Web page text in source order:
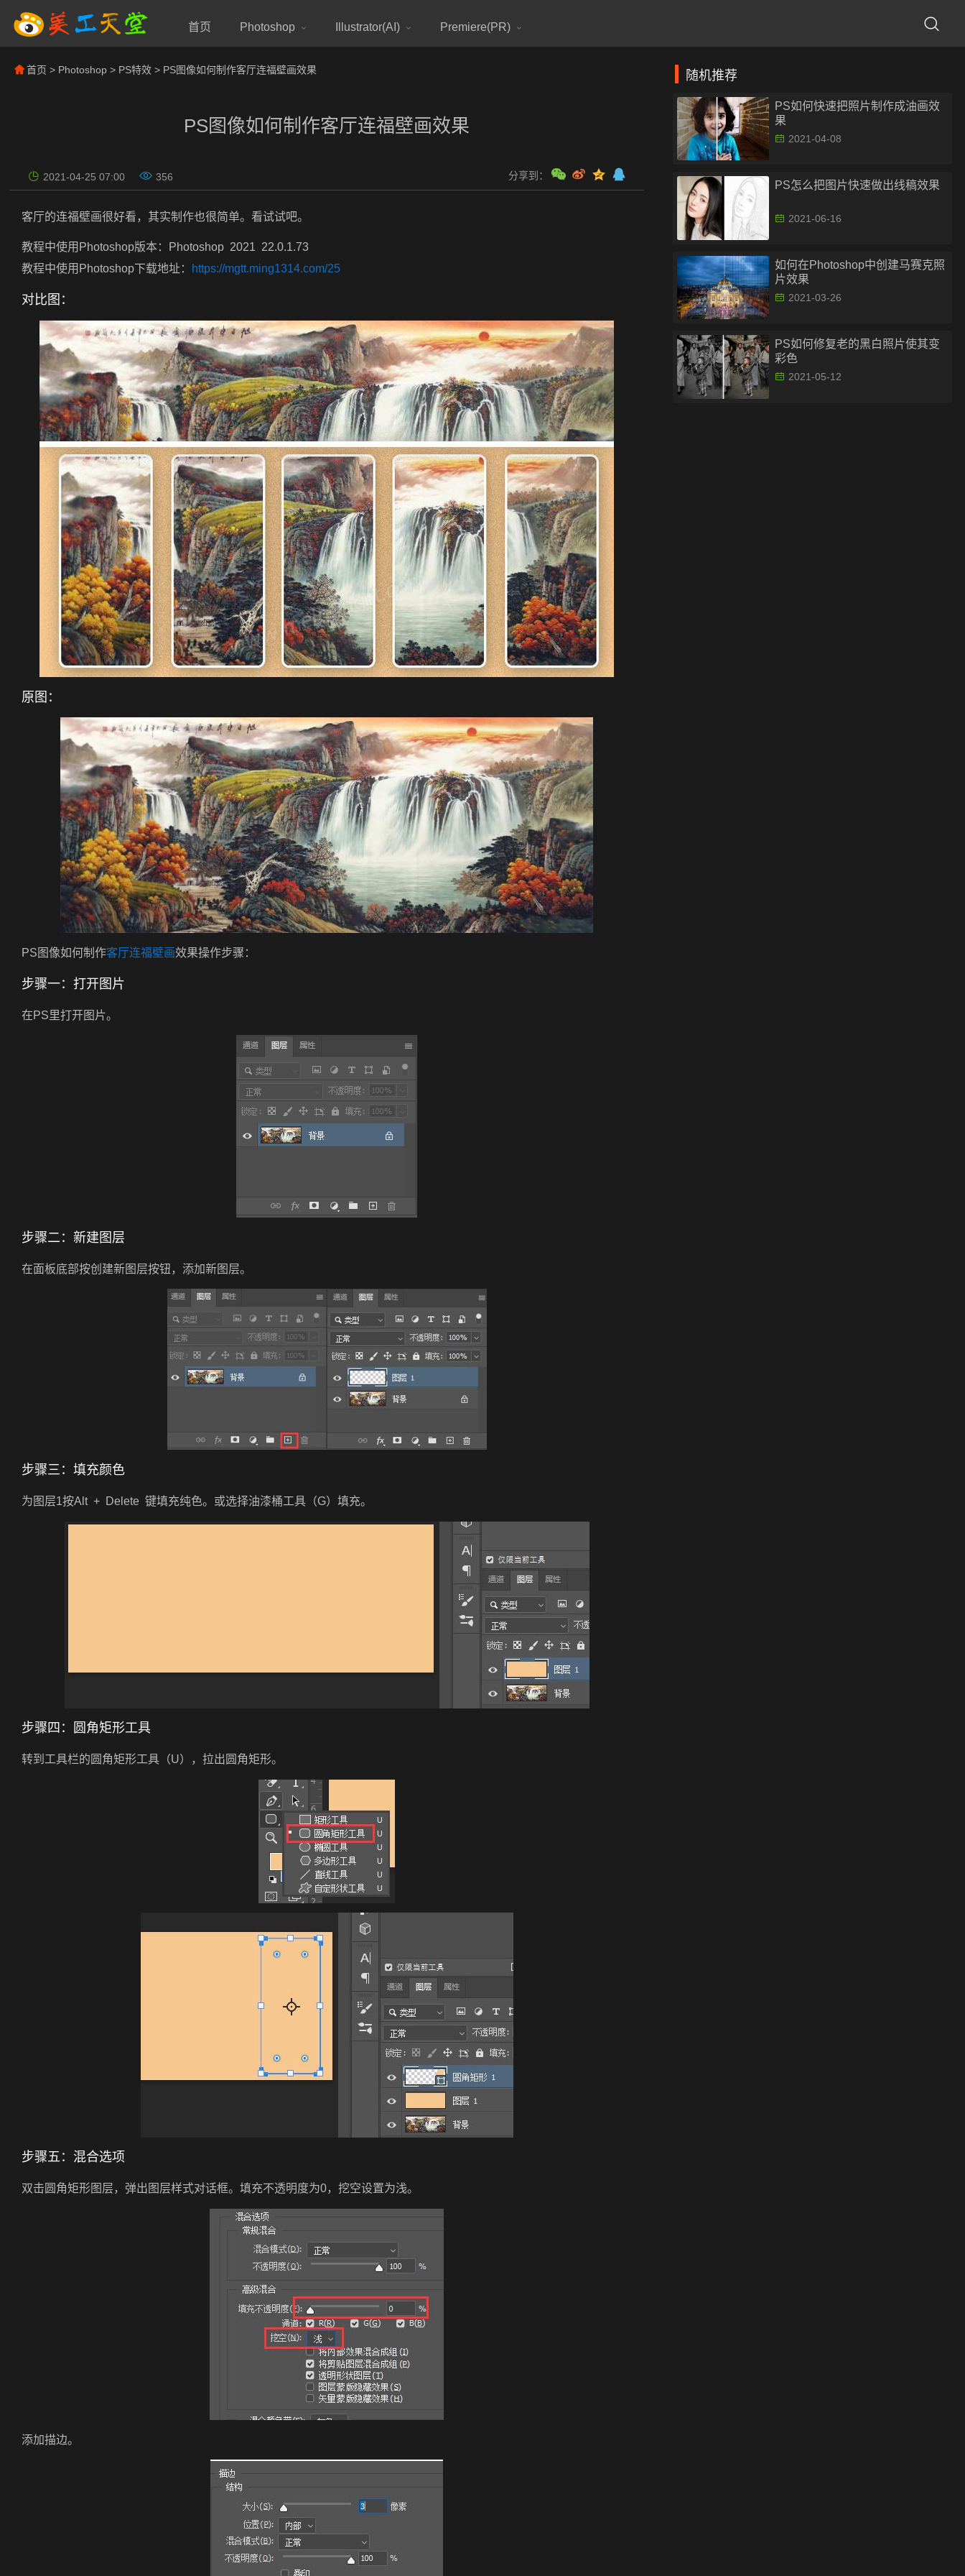
首页 Photoshop Illustrator(AI) Premiere(PR)
首页 > Photoshop> PS特效> PS图像如何制作客厅连福壁画效果
PS图像如何制作客厅连福壁画效果
2021-04-25 07:00 356 分享到：
客厅的连福壁画很好看，其实制作也很简单。看试试吧。
教程中使用Photoshop版本：Photoshop 2021 22.0.1.73
教程中使用Photoshop下载地址： https://mgtt.ming1314.com/25
对比图：
原图：
PS图像如何制作客厅连福壁画效果操作步骤：
步骤一：打开图片
在PS里打开图片。
步骤二：新建图层
在面板底部按创建新图层按钮，添加新图层。
步骤三：填充颜色
为图层1按Alt + Delete 键填充纯色。或选择油漆桶工具（G）填充。
步骤四：圆角矩形工具
转到工具栏的圆角矩形工具（U），拉出圆角矩形。
步骤五：混合选项
双击圆角矩形图层，弹出图层样式对话框。填充不透明度为0，挖空设置为浅。
添加描边。
随机推荐
PS如何快速把照片制作成油画效
果
2021-04-08
PS怎么把图片快速做出线稿效果
2021-06-16
如何在Photoshop中创建马赛克照
片效果
2021-03-26
PS如何修复老的黑白照片使其变
彩色
2021-05-12